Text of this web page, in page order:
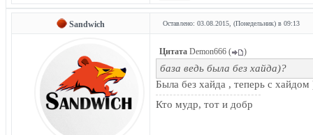
Sandwich Оставлено: 03.08.2015, (Понедельник) в 09:13
Цитата Demon666 ( )
база ведь была без хайда)?
Была без хайда , теперь с хайдом
Кто мудр, тот и добр